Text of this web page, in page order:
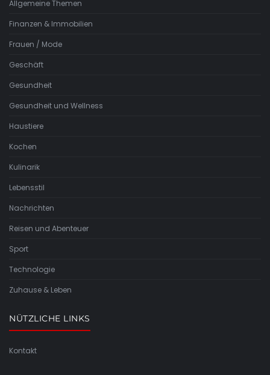
Allgemeine Themen
Finanzen & Immobilien
Frauen / Mode
Geschäft
Gesundheit
Gesundheit und Wellness
Haustiere
Kochen
Kulinarik
Lebensstil
Nachrichten
Reisen und Abenteuer
Sport
Technologie
Zuhause & Leben
NÜTZLICHE LINKS
Kontakt